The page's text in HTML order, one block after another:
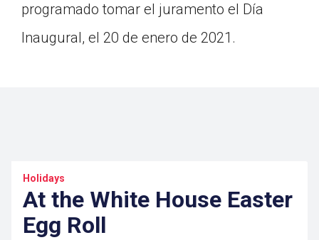
programado tomar el juramento el Día
Inaugural, el 20 de enero de 2021.
Holidays
At the White House Easter
Egg Roll